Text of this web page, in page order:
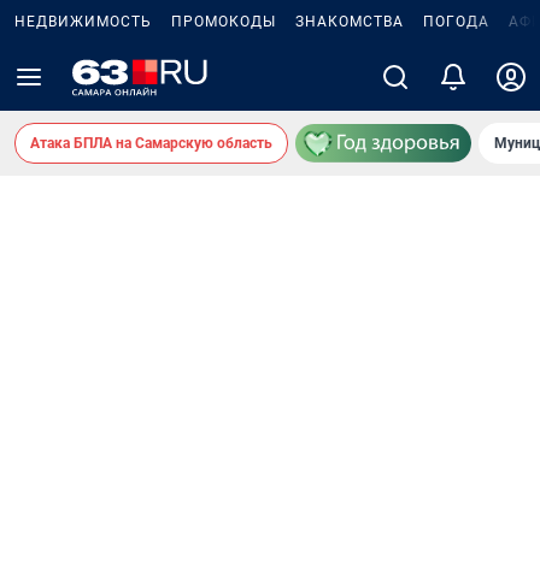
НЕДВИЖИМОСТЬ ПРОМОКОДЫ ЗНАКОМСТВА ПОГОДА
Атака БПЛА на Самарскую область